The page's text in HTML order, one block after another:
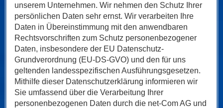
unserem Unternehmen. Wir nehmen den Schutz Ihrer
persönlichen Daten sehr ernst. Wir verarbeiten Ihre
Daten in Übereinstimmung mit den anwendbaren
Rechtsvorschriften zum Schutz personenbezogener
Daten, insbesondere der EU Datenschutz-
Grundverordnung (EU-DS-GVO) und den für uns
geltenden landesspezifischen Ausführungsgesetzen.
Mithilfe dieser Datenschutzerklärung informieren wir
Sie umfassend über die Verarbeitung Ihrer
personenbezogenen Daten durch die net-Com AG und